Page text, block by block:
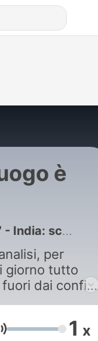
è
scarafaggi sulle barricate
per
giorno tutto
dai confini
Volume 1 x